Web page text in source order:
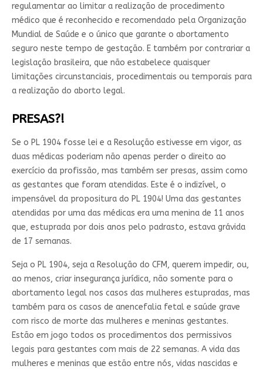
regulamentar ao limitar a realização de procedimento
médico que é reconhecido e recomendado pela Organização
Mundial de Saúde e o único que garante o abortamento
seguro neste tempo de gestação. E também por contrariar a
legislação brasileira, que não estabelece quaisquer
limitações circunstanciais, procedimentais ou temporais para
a realização do aborto legal.
PRESAS?!
Se o PL 1904 fosse lei e a Resolução estivesse em vigor, as
duas médicas poderiam não apenas perder o direito ao
exercício da profissão, mas também ser presas, assim como
as gestantes que foram atendidas. Este é o indizível, o
impensável da propositura do PL 1904! Uma das gestantes
atendidas por uma das médicas era uma menina de 11 anos
que, estuprada por dois anos pelo padrasto, estava grávida
de 17 semanas.
Seja o PL 1904, seja a Resolução do CFM, querem impedir, ou,
ao menos, criar insegurança jurídica, não somente para o
abortamento legal nos casos das mulheres estupradas, mas
também para os casos de anencefalia fetal e saúde grave
com risco de morte das mulheres e meninas gestantes.
Estão em jogo todos os procedimentos dos permissivos
legais para gestantes com mais de 22 semanas. A vida das
mulheres e meninas que estão entre nós, vidas nascidas e